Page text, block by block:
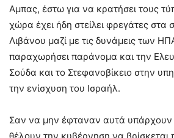
Αμπας, έστω για να κρατήσει τους
χώρα έχει ήδη στείλει φρεγάτες στα
Λιβάνου μαζί με τις δυνάμεις των
παραχωρήσει παράνομα και την
Σούδα και το Στεφανοβίκειο στην
την ενίσχυση του Ισραήλ.
Σαν να μην έφταναν αυτά υπάρχουν